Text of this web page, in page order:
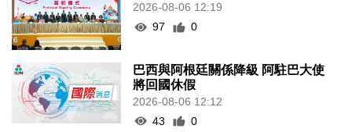
2026-08-06 12:19
97
0
巴西與阿根廷關係降級 阿駐巴大使
將回國休假
2026-08-06 12:12
43
0